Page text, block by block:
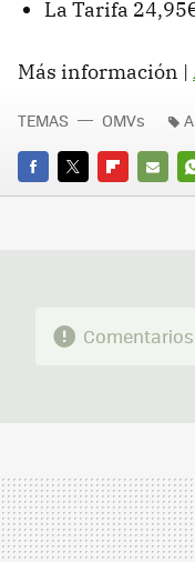
La Tarifa
Más información |
FACEBOOK
TWITTERFLIPBOARD
E-
TEMAS OMVs